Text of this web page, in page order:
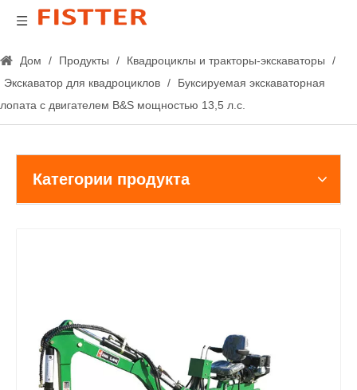
Дом / Продукты / Квадроциклы и тракторы-экскаваторы
/
Экскаватор для квадроциклов /
Буксируемая экскаваторная
лопата с двигателем B&S мощностью 13,5 л.с.
Категории продукта